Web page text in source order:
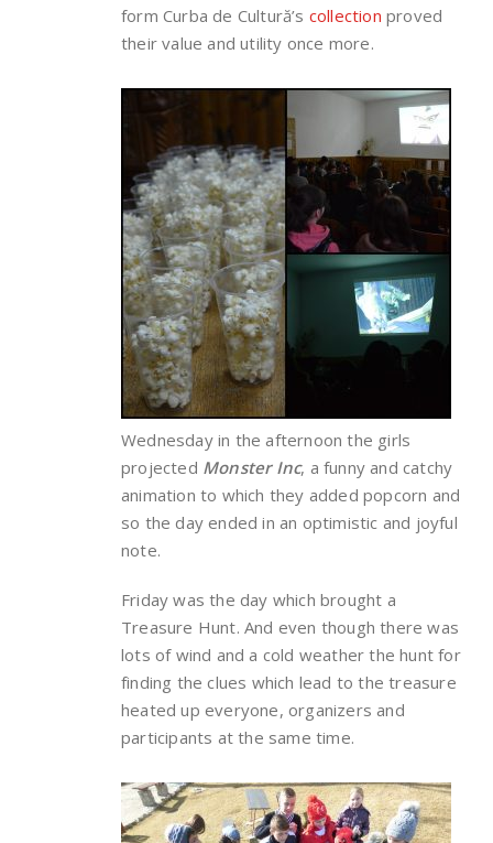
form Curba de Cultură’s collection proved
their value and utility once more.
Wednesday in the afternoon the girls
projected Monster Inc, a funny and catchy
animation to which they added popcorn and
so the day ended in an optimistic and joyful
note.
Friday was the day which brought a
Treasure Hunt. And even though there was
lots of wind and a cold weather the hunt for
finding the clues which lead to the treasure
heated up everyone, organizers and
participants at the same time.